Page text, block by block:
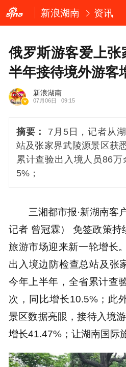
新浪湖南 资讯
俄罗斯游客爱上
半年接待境外游客
新浪湖南
07月06日 09:15
摘要：
7月5日，记者从
站及张家界武陵源景区获
累计查验出入境人员86
5%；
三湘都市报·新湖南客
记者 曾冠霖） 免签政策
旅游市场迎来新一轮增长
出入境边防检查总站及张
今年上半年，全省累计查
次，同比增长10.5%；此
景区数据亮眼，接待入境
增长41.47%；让湖南国际